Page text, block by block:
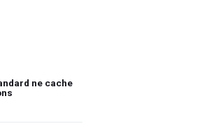
ne cache